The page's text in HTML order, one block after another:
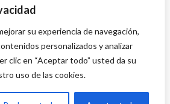
su experiencia de navegación,
personalizados y analizar
clic en “Aceptar todo” usted da su
uso de las cookies.